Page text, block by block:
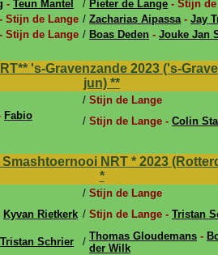
- Teun Mantel / Pieter de Lange - Stijn
- Stijn de Lange / Zacharias Aipassa- Jay
- Stijn de Lange / Boas Deden - Jouke Jan
's-Gravenzande 2023 ('s-
jun) **
/ Stijn de Lange
Fabio
/ Stijn de Lange - Colin
NRT * 2023
*
/ Stijn de Lange
Kyvan Rietkerk / Stijn de Lange - Tristan
Tristan Schrier / Thomas Gloudemans -
der Wilk